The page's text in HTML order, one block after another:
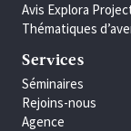
Avis Explora
Thématiques
Services
Séminaires
Rejoins-nous
Agence